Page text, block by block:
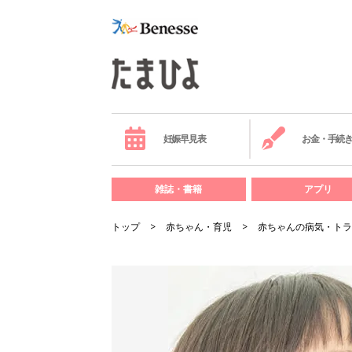
妊娠早見表 お金・手続き
雑誌・書籍 アプリ
トップ 赤ちゃん・育児 赤ちゃんの病気・ト